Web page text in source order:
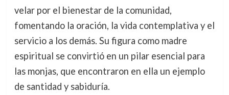
velar por el bienestar de la comunidad,
fomentando la oración, la vida contemplativa y el
servicio a los demás. Su figura como madre
espiritual se convirtió en un pilar esencial para
las monjas, que encontraron en ella un ejemplo
de santidad y sabiduría.